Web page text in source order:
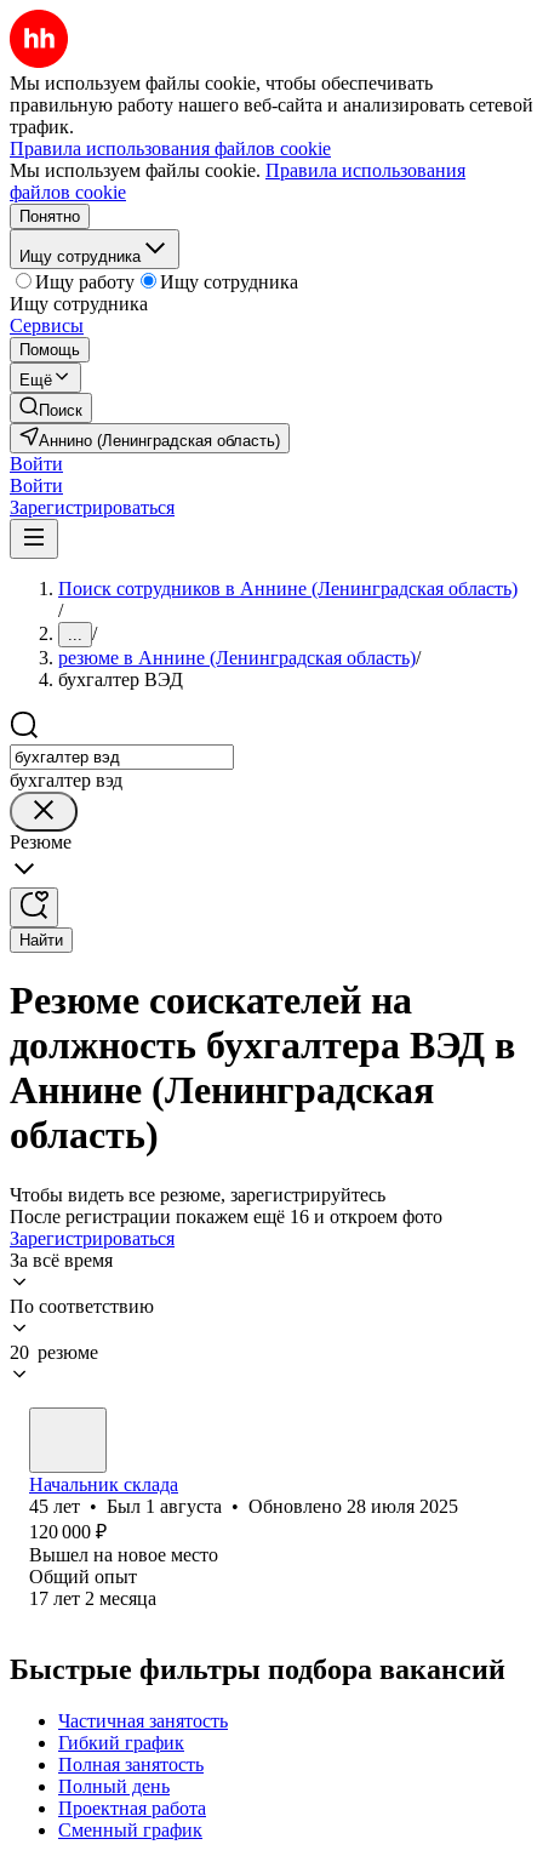
Мы используем файлы cookie, чтобы обеспечивать
правильную работу нашего веб-сайта и анализировать сетевой
трафик.
Правила использования файлов cookie
Мы используем файлы cookie. Правила использования
файлов cookie
Понятно
Ищу сотрудника
Ищу работу
Ищу сотрудника
Ищу сотрудника
Сервисы
Помощь
Ещё
Поиск
Аннино (Ленинградская область)
Войти
Войти
Зарегистрироваться
Поиск сотрудников в Аннине (Ленинградская область)
/
... /
резюме в Аннине (Ленинградская область)/
бухгалтер ВЭД
бухгалтер вэд
Резюме
Найти
Резюме соискателей на
должность бухгалтера ВЭД в
Аннине (Ленинградская
область)
Чтобы видеть все резюме, зарегистрируйтесь
После регистрации покажем ещё 16 и откроем фото
Зарегистрироваться
За всё время
По соответствию
20 резюме
Начальник склада
45 лет • Был 1 августа • Обновлено 28 июля 2025
120 000 ₽
Вышел на новое место
Общий опыт
17 лет 2 месяца
Быстрые фильтры подбора вакансий
Частичная занятость
Гибкий график
Полная занятость
Полный день
Проектная работа
Сменный график